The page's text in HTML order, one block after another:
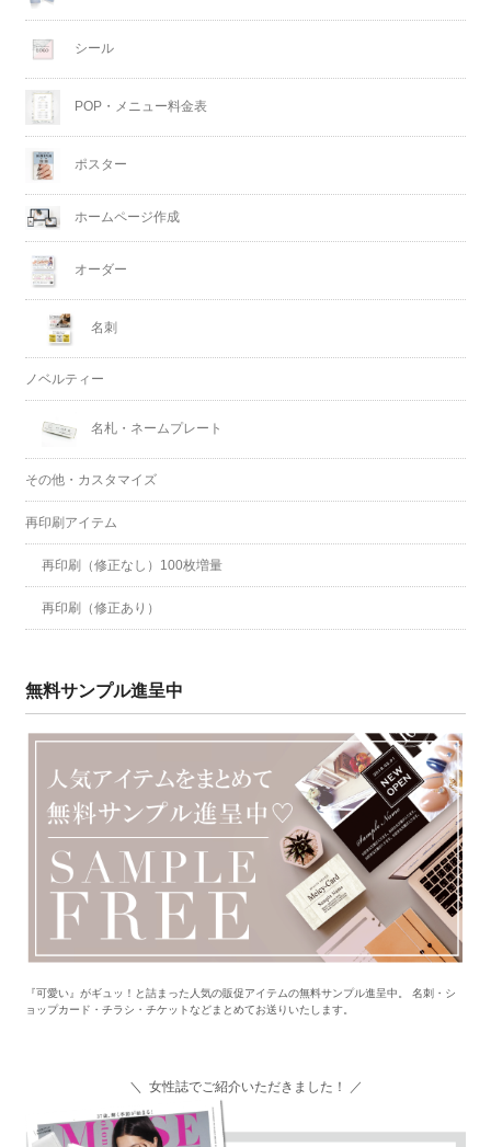
シール
POP・メニュー料金表
ポスター
ホームページ作成
オーダー
名刺
ノベルティー
名札・ネームプレート
その他・カスタマイズ
再印刷アイテム
再印刷（修正なし）100枚増量
再印刷（修正あり）
無料サンプル進呈中
『可愛い』がギュッ！と詰まった人気の販促アイテムの無料サンプル進呈中。 名刺・シ
ョップカード・チラシ・チケットなどまとめてお送りいたします。
＼ 女性誌でご紹介いただきました！ ／